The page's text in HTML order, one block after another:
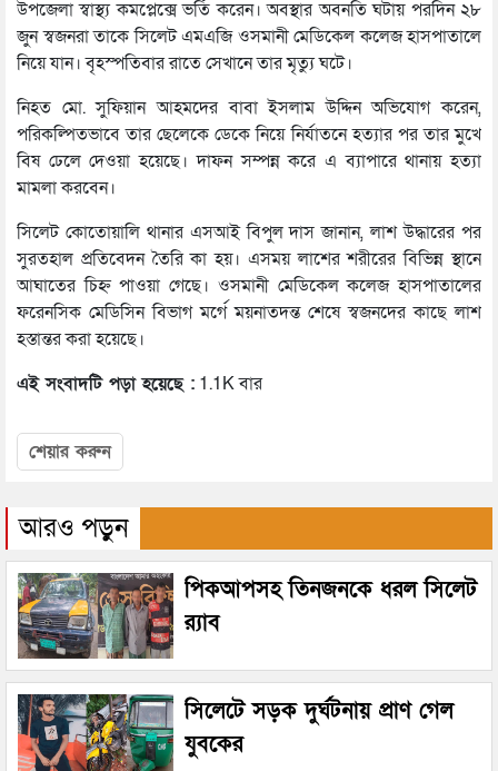
উপজেলা স্বাস্থ্য কমপ্লেক্সে ভর্তি করেন। অবস্থার অবনতি ঘটায় পরদিন ২৮
জুন স্বজনরা তাকে সিলেট এমএজি ওসমানী মেডিকেল কলেজ হাসপাতালে
নিয়ে যান। বৃহস্পতিবার রাতে সেখানে তার মৃত্যু ঘটে।
নিহত মো. সুফিয়ান আহমদের বাবা ইসলাম উদ্দিন অভিযোগ করেন,
পরিকল্পিতভাবে তার ছেলেকে ডেকে নিয়ে নির্যাতনে হত্যার পর তার মুখে
বিষ ঢেলে দেওয়া হয়েছে। দাফন সম্পন্ন করে এ ব্যাপারে থানায় হত্যা
মামলা করবেন।
সিলেট কোতোয়ালি থানার এসআই বিপুল দাস জানান, লাশ উদ্ধারের পর
সুরতহাল প্রতিবেদন তৈরি কা হয়। এসময় লাশের শরীরের বিভিন্ন স্থানে
আঘাতের চিহ্ন পাওয়া গেছে। ওসমানী মেডিকেল কলেজ হাসপাতালের
ফরেনসিক মেডিসিন বিভাগ মর্গে ময়নাতদন্ত শেষে স্বজনদের কাছে লাশ
হস্তান্তর করা হয়েছে।
এই সংবাদটি পড়া হয়েছে : 1.1K বার
শেয়ার করুন
আরও পড়ুন
পিকআপসহ তিনজনকে ধরল সিলেট
র‌্যাব
সিলেটে সড়ক দুর্ঘটনায় প্রাণ গেল
যুবকের